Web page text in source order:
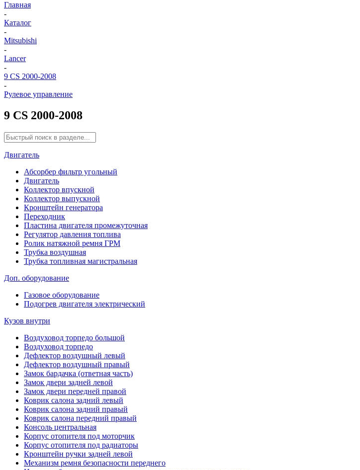
Главная
-
Каталог
-
Mitsubishi
-
Lancer
-
9 CS 2000-2008
-
Рулевое управление
9 CS 2000-2008
Двигатель
Абсорбер фильтр угольный
Двигатель
Коллектор впускной
Коллектор выпускной
Кронштейн генератора
Переходник
Пластина двигателя промежуточная
Регулятор давления топлива
Ролик натяжной ремня ГРМ
Трубка воздушная
Трубка топливная магистральная
Доп. оборудование
Газовое оборудование
Подогрев двигателя электрический
Кузов внутри
Воздуховод торпедо большой
Воздуховод торпедо
Дефлектор воздушный левый
Дефлектор воздушный правый
Замок бардачка (ответная часть)
Замок двери задней левой
Замок двери передней правой
Коврик салона задний левый
Коврик салона задний правый
Коврик салона передний правый
Консоль центральная
Корпус отопителя под моторчик
Корпус отопителя под радиаторы
Кронштейн ручки задней левой
Механизм ремня безопасности переднего